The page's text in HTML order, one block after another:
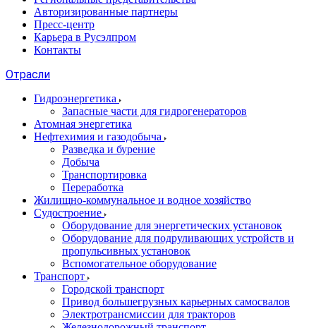
Авторизированные партнеры
Пресс-центр
Карьера в Русэлпром
Контакты
Отрасли
Гидроэнергетика
Запасные части для гидрогенераторов
Атомная энергетика
Нефтехимия и газодобыча
Разведка и бурение
Добыча
Транспортировка
Переработка
Жилищно-коммунальное и водное хозяйство
Судостроение
Оборудование для энергетических установок
Оборудование для подруливающих устройств и
пропульсивных установок
Вспомогательное оборудование
Транспорт
Городской транспорт
Привод большегрузных карьерных самосвалов
Электротрансмиссии для тракторов